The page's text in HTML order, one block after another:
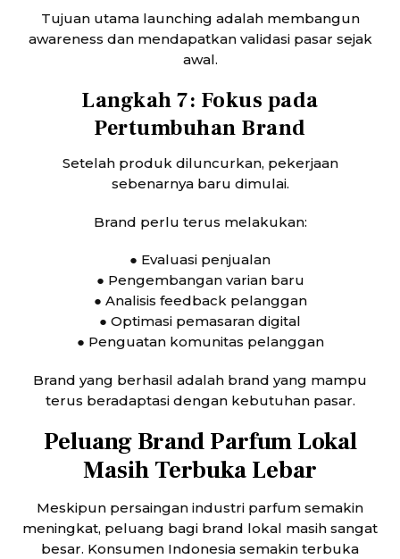
Tujuan utama launching adalah membangun
awareness dan mendapatkan validasi pasar sejak
awal.
Langkah 7: Fokus pada
Pertumbuhan Brand
Setelah produk diluncurkan, pekerjaan
sebenarnya baru dimulai.
Brand perlu terus melakukan:
● Evaluasi penjualan
● Pengembangan varian baru
● Analisis feedback pelanggan
● Optimasi pemasaran digital
● Penguatan komunitas pelanggan
Brand yang berhasil adalah brand yang mampu
terus beradaptasi dengan kebutuhan pasar.
Peluang Brand Parfum Lokal
Masih Terbuka Lebar
Meskipun persaingan industri parfum semakin
meningkat, peluang bagi brand lokal masih sangat
besar. Konsumen Indonesia semakin terbuka